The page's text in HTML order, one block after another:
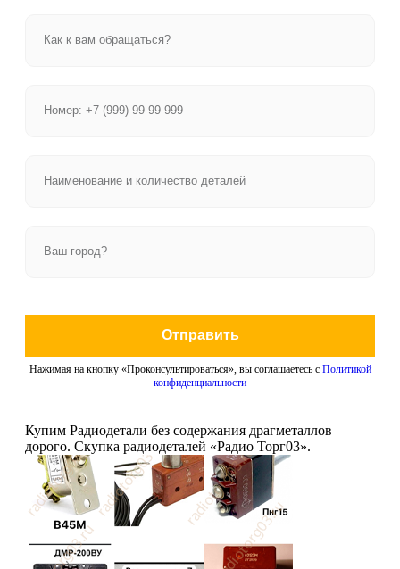
Отправить
Нажимая на кнопку «Проконсультироваться», вы соглашаетесь с Политикой
конфиденциальности
Купим Радиодетали без содержания драгметаллов
дорого. Скупка радиодеталей «Радио Торг03».